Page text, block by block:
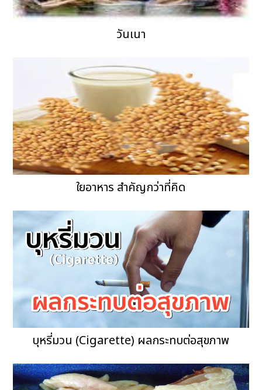
วันเนา
ใยอาหาร สำคัญกว่าที่คิด
บุหรี่มวน (Cigarette) ผลกระทบต่อสุขภาพ